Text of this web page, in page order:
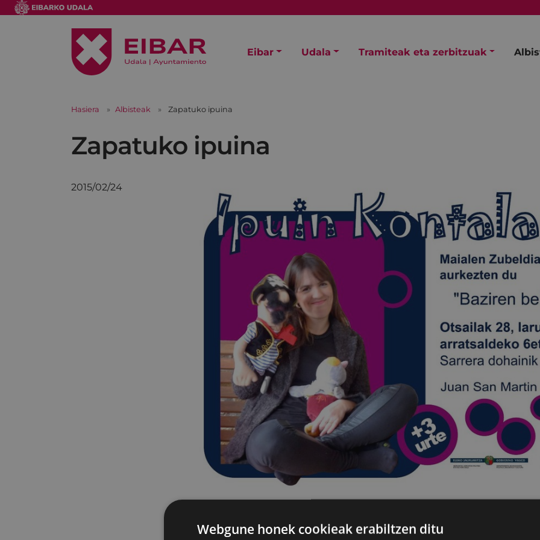
Eibar Udala Tramiteak eta zerbitzuak
Hasiera Albisteak Zapatuko ipuina
Zapatuko ipuina
2015/02/24
Webgune honek cookieak erabiltzen ditu